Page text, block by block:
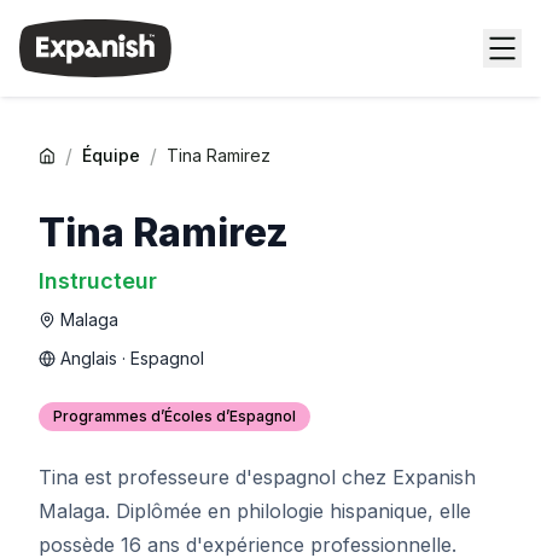
/ Équipe / Tina Ramirez
Tina Ramirez
Instructeur
Malaga
Anglais · Espagnol
Programmes d’Écoles d’Espagnol
Tina est professeure d'espagnol chez Expanish
Malaga. Diplômée en philologie hispanique, elle
possède 16 ans d'expérience professionnelle.